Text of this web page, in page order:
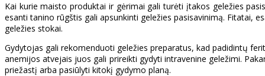
Kai kurie maisto produktai ir gėrimai gali turėti įtakos geležies
esanti tanino rūgštis gali apsunkinti geležies pasisavinimą. Fitatai,
geležies stokai.
Gydytojas gali rekomenduoti geležies preparatus, kad padidintų
anemijos atvejais juos gali prireikti gydyti intravenine geležimi.
priežastį arba pasiūlyti kitokį gydymo planą.